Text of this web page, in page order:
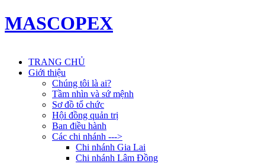
MASCOPEX
TRANG CHỦ
Giới thiệu
Chúng tôi là ai?
Tầm nhìn và sứ mệnh
Sơ đồ tổ chức
Hội đồng quản trị
Ban điều hành
Các chi nhánh --->
Chi nhánh Gia Lai
Chi nhánh Lâm Đồng